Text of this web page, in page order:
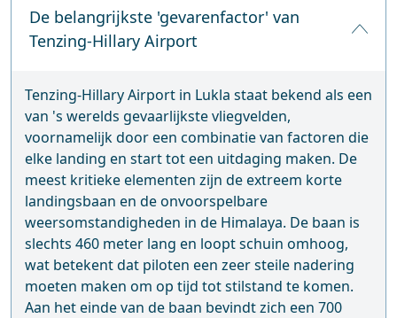
De belangrijkste 'gevarenfactor' van
Tenzing-Hillary Airport
Tenzing-Hillary Airport in Lukla staat bekend als een
van 's werelds gevaarlijkste vliegvelden,
voornamelijk door een combinatie van factoren die
elke landing en start tot een uitdaging maken. De
meest kritieke elementen zijn de extreem korte
landingsbaan en de onvoorspelbare
weersomstandigheden in de Himalaya. De baan is
slechts 460 meter lang en loopt schuin omhoog,
wat betekent dat piloten een zeer steile nadering
moeten maken om op tijd tot stilstand te komen.
Aan het einde van de baan bevindt zich een 700